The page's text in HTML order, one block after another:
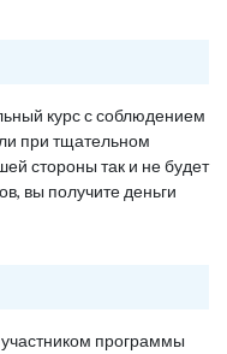
курс с соблюдением
при тщательном
стороны так и не будет
вы получите деньги
программы